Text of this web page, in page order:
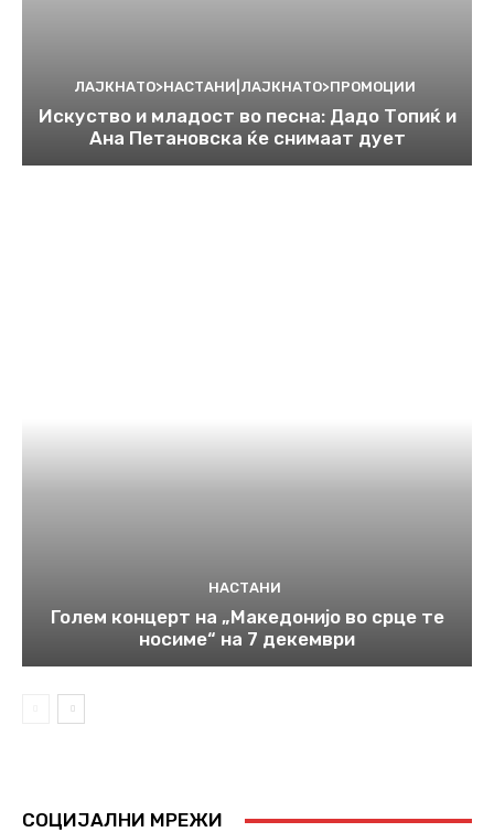
ЛАЈКНАТО>НАСТАНИ|ЛАЈКНАТО>ПРОМОЦИИ
Искуство и младост во песна: Дадо Топиќ и
Ана Петановска ќе снимаат дует
НАСТАНИ
Голем концерт на „Македонијо во срце те
носиме“ на 7 декември
СОЦИЈАЛНИ МРЕЖИ